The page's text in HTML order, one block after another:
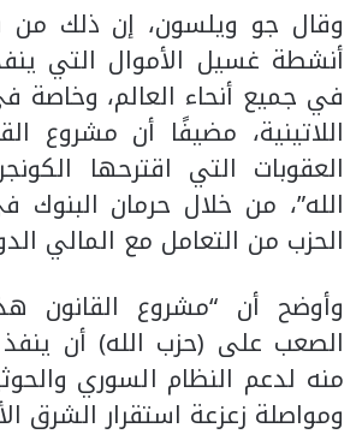
وقال جو ويلسون، إن ذلك
أنشطة غسيل الأموال التي
في جميع أنحاء العالم، وخاصة
اللاتينية، مضيفًا أن مشروع
العقوبات التي اقترحها
الله”، من خلال حرمان
الحزب من التعامل مع المالي
وأوضح أن “مشروع القانون
الصعب على (حزب الله) أن ينفذ
منه لدعم النظام السوري
ومواصلة زعزعة استقرار الشرق